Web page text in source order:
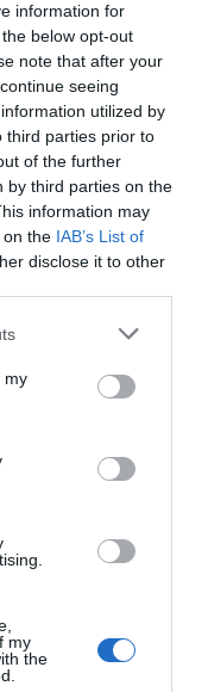
information for
below opt-out
note that after your
seeing
utilized by
third parties prior to
of the further
by third parties on the
information may
on the IAB’s List of
disclose it to other
my
my
the
20x20 cm también
★★★★★
★★★★★
17,
Ver producto